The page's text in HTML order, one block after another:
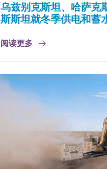
乌兹别克斯坦、哈萨克
斯斯坦就冬季供电和蓄
阅读更多